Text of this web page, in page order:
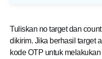
Tuliskan no target dan
dikirim. Jika berhasil target
kode OTP untuk